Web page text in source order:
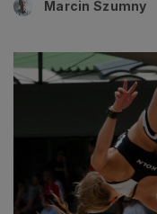
Marcin Szumny